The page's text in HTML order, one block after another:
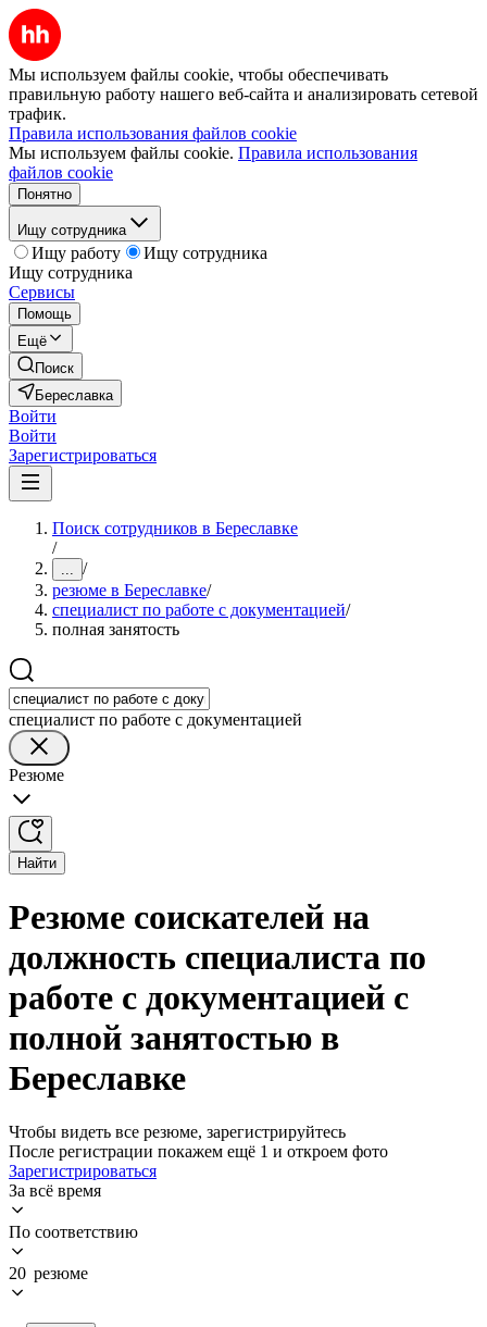
Мы используем файлы cookie, чтобы обеспечивать
правильную работу нашего веб-сайта и анализировать сетевой
трафик.
Правила использования файлов cookie
Мы используем файлы cookie. Правила использования
файлов cookie
Понятно
Ищу сотрудника
Ищу работу
Ищу сотрудника
Ищу сотрудника
Сервисы
Помощь
Ещё
Поиск
Береславка
Войти
Войти
Зарегистрироваться
Поиск сотрудников в Береславке
/
... /
резюме в Береславке/
специалист по работе с документацией/
полная занятость
специалист по работе с документацией
Резюме
Найти
Резюме соискателей на
должность специалиста по
работе с документацией с
полной занятостью в
Береславке
Чтобы видеть все резюме, зарегистрируйтесь
После регистрации покажем ещё 1 и откроем фото
Зарегистрироваться
За всё время
По соответствию
20 резюме